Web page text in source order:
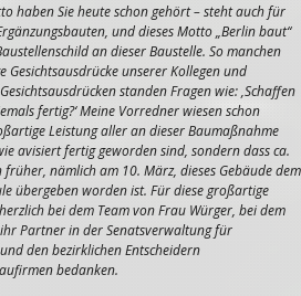
haben Sie heute schon gehört – steht auch für
und dieses Motto „Berlin baut“
an dieser Baustelle. So manchen
Gesichtsausdrücke unserer Kollegen und
standen Fragen wie: ‚Schaffen
fertig?‘ Meine Vorredner wiesen schon
Leistung aller an dieser Baumaßnahme
avisiert fertig geworden sind, sondern dass ca.
nämlich am 10. März, dieses Gebäude dem
übergeben worden ist. Für diese großartige
bei dem Team von Frau Würger, bei dem
Partner in der Senatsverwaltung für
den bezirklichen Entscheidern
bedanken.